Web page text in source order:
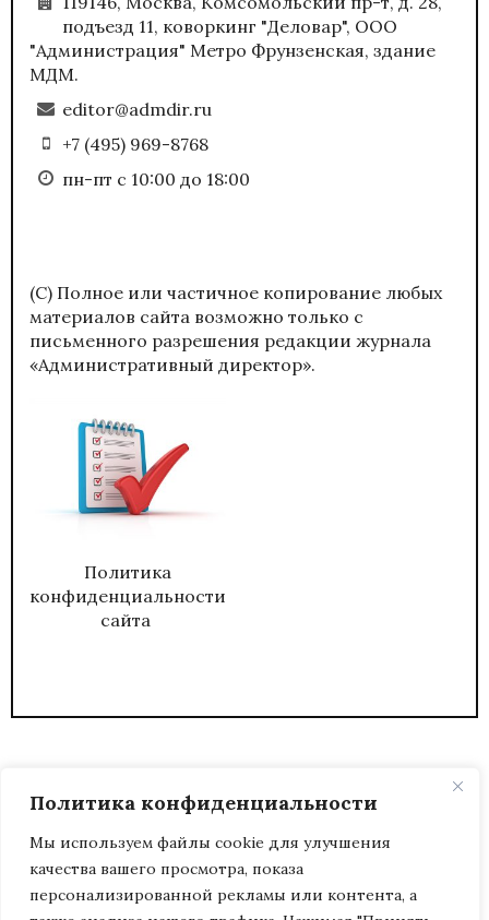
Политика конфиденциальности
Мы используем файлы cookie для улучшения
качества вашего просмотра, показа
персонализированной рекламы или контента, а
подъезд 11, коворкинг "Деловар", ООО
"Администрация" Метро Фрунзенская, здание
МДМ.
editor@admdir.ru
+7 (495) 969-8768
пн-пт с 10:00 до 18:00
(С) Полное или частичное копирование любых
материалов сайта возможно только с
письменного разрешения редакции журнала
«Административный директор».
Политика
конфиденциальности
сайта
ЖУРНАЛ АДМИНИСТРАТИВНЫЙ
ДИРЕКТОР.